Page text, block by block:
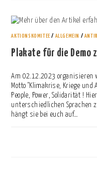
AKTIONSKOMITEE / ALLGEMEIN /
Plakate für die Demo
Am 02.12.2023 organisieren
Motto "Klimakrise, Kriege
People, Power, Solidarität !
unterschiedlichen Sprachen
hängt sie bei euch auf…